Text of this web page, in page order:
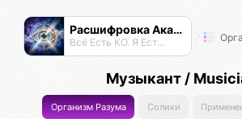
Расшифровка Акаши
Всё Есть КО. Я Есть КО.
Музыкант /
Организм Разума Солики